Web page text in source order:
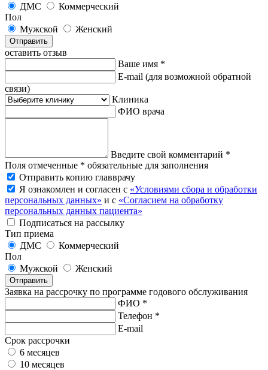
ДМС
Коммерческий
Пол
Мужской
Женский
Отправить
оставить отзыв
Ваше имя *
E-mail (для возможной обратной
связи)
Клиника
ФИО врача
Введите свой комментарий *
Поля отмеченные * обязательные для заполнения
Отправить копию главврачу
Я ознакомлен и согласен с «Условиями сбора и обработки
персональных данных» и с «Согласием на обработку
персональных данных пациента»
Подписаться на рассылку
Тип приема
ДМС
Коммерческий
Пол
Мужской
Женский
Отправить
Заявка на рассрочку по программе годового обслуживания
ФИО *
Телефон *
E-mail
Срок рассрочки
6 месяцев
10 месяцев